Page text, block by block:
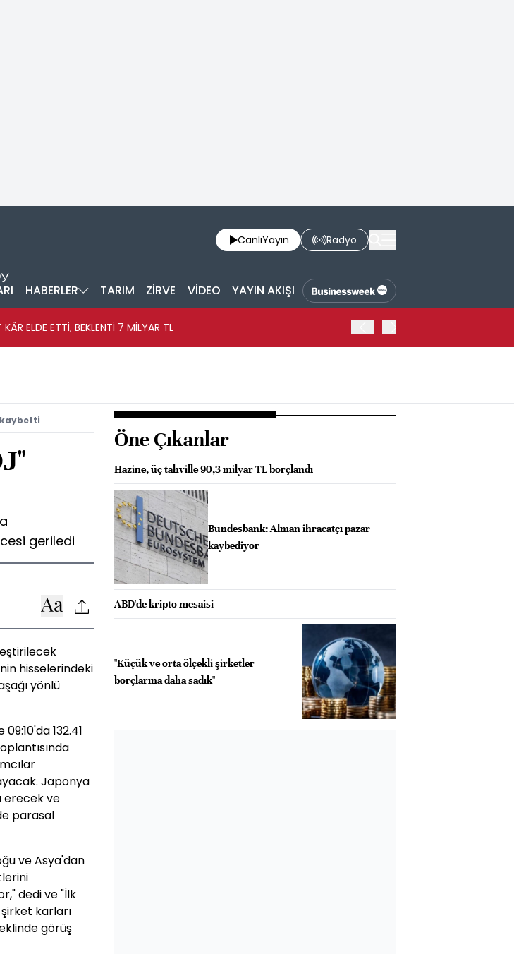
CanlıYayın Radyo
HABERLER TARIM ZİRVE VİDEO YAYIN AKIŞI
ELDE ETTİ, BEKLENTİ 7 MİLYAR TL
kaybetti
geriledi
hisselerindeki
yönlü
132.41
Japonya
erecek ve
parasal
ve Asya'dan
dedi ve "İlk
şirket karları
görüş
Öne Çıkanlar
Hazine, üç tahville 90,3 milyar TL borçlandı
Bundesbank: Alman ihracatçı pazar
kaybediyor
ABD'de kripto mesaisi
"Küçük ve orta ölçekli şirketler
borçlarına daha sadık"